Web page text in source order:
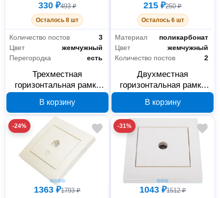
330 ₽493 ₽
Осталось 8 шт
Количество постов
3
Цвет
жемчужный
Перегородка
есть
Трехместная
горизонтальная рамка
148
В корзину
215 ₽250 ₽
Осталось 6 шт
Материал
поликарбонат
Цвет
жемчужный
Количество постов
2
Двухместная
горизонтальная рамка
703-3030-147
В корзину
-24%
1363 ₽1793 ₽
-31%
1043 ₽1512 ₽